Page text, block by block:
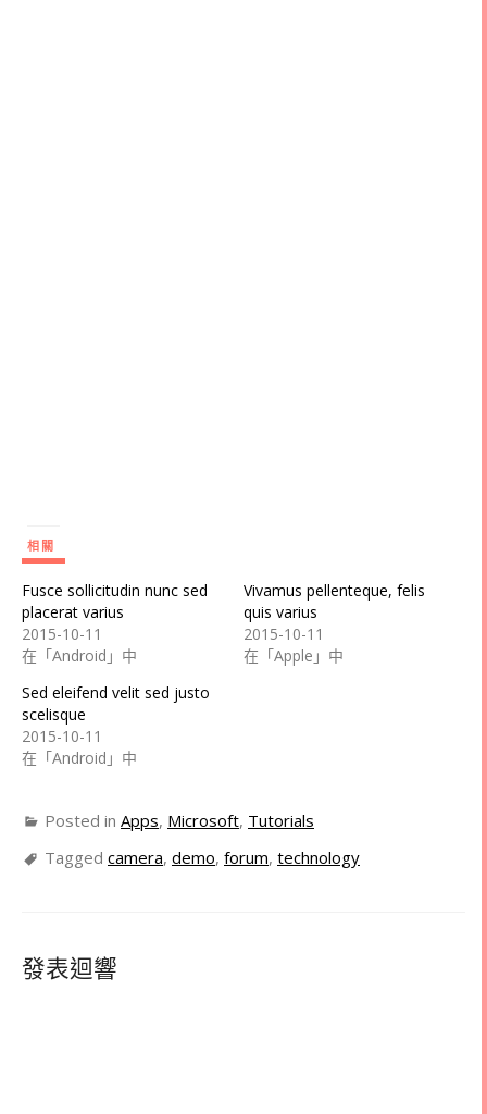
相關
Fusce sollicitudin nunc sed
placerat varius
2015-10-11
在「Android」中
Vivamus pellenteque, felis
quis varius
2015-10-11
在「Apple」中
Sed eleifend velit sed justo
scelisque
2015-10-11
在「Android」中
Posted in Apps, Microsoft, Tutorials
Tagged camera, demo, forum, technology
發表迴響